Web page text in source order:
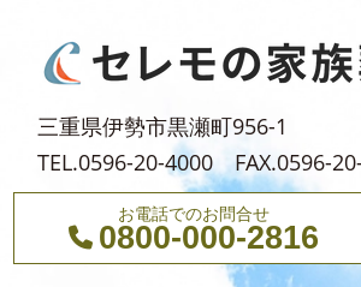
2024年4月
2024年1月
2023年12月
三重県伊勢市黒瀬町956-1
TEL.0596-20-4000 FAX.0596-
お電話でのお問合せ
0800-000-2816